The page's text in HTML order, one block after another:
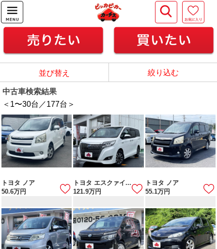
並び替え 絞り込む
中古車検索結果
＜1〜30台／177台＞
トヨタ ノア
50.6万円
トヨタ エスクァイ...
121.9万円
トヨタ ノア
55.1万円